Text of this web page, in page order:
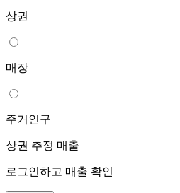
상권
매장
주거인구
상권 추정 매출
로그인하고 매출 확인